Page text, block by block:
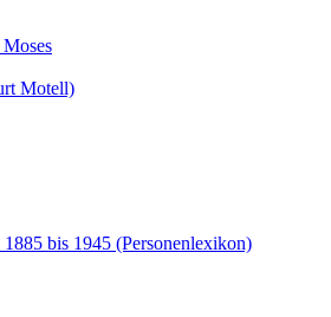
Motell)
bis 1945 (Personenlexikon)